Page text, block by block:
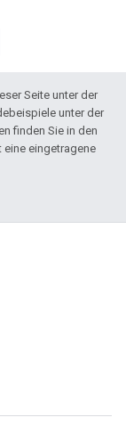
Seite unter der
unter der
finden Sie in den
eine eingetragene